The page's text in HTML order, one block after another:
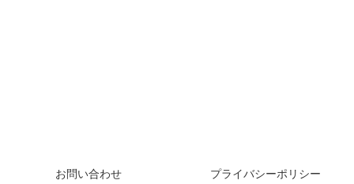
お問い合わせ プライバシーポリシー